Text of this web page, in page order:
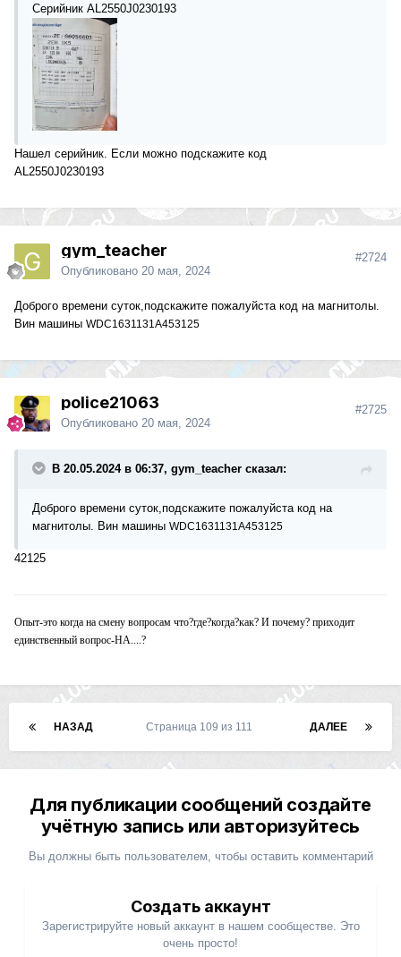
Серийник AL2550J0230193
Нашел серийник. Если можно подскажите код
AL2550J0230193
gym_teacher
Опубликовано 20 мая, 2024
#2724
Доброго времени суток,подскажите пожалуйста код на магнитолы.
Вин машины WDC1631131A453125
police21063
Опубликовано 20 мая, 2024
#2725
В 20.05.2024 в 06:37, gym_teacher сказал:
Доброго времени суток,подскажите пожалуйста код на
магнитолы. Вин машины WDC1631131A453125
42125
Опыт-это когда на смену вопросам что?где?когда?как? И почему? приходит
единственный вопрос-НА....?
НАЗАД ДАЛЕЕ
Страница 109 из 111
Для публикации сообщений создайте
учётную запись или авторизуйтесь
Вы должны быть пользователем, чтобы оставить комментарий
Создать аккаунт
Зарегистрируйте новый аккаунт в нашем сообществе. Это
очень просто!